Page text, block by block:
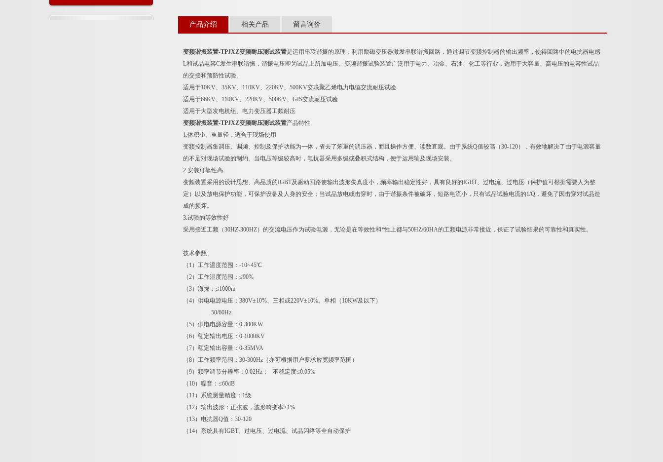
绍
产品介绍 相关产品 留言询价
变频谐振装置-TPJXZ变频耐压测试装置是运用串联谐振的原理，利用励磁变压器激发串联谐振回路，通过调节变频控制器的输出频率，使得回路中的电抗器电感
L和试品电容C发生串联谐振，谐振电压即为试品上所加电压。变频谐振试验装置广泛用于电力、冶金、石油、化工等行业，适用于大容量、高电压的电容性试品
的交接和预防性试验。
适用于10KV、35KV、110KV、220KV、500KV交联聚乙烯电力电缆交流耐压试验
适用于66KV、110KV、220KV、500KV、GIS交流耐压试验
适用于大型发电机组、电力变压器工频耐压
变频谐振装置-TPJXZ变频耐压测试装置产品特性
1.体积小、重量轻，适合于现场使用
变频控制器集调压、调频、控制及保护功能为一体，省去了笨重的调压器，而且操作方便、读数直观。由于系统Q值较高（30-120），有效地解决了由于电源容量
的不足对现场试验的制约。当电压等级较高时，电抗器采用多级或叠积式结构，便于运用输及现场安装。
2.安装可靠性高
变频装置采用的设计思想、高品质的IGBT及驱动回路使输出波形失真度小，频率输出稳定性好，具有良好的IGBT、过电流、过电压（保护值可根据需要人为整
定）以及放电保护功能，可保护设备及人身的安全；当试品放电或击穿时，由于谐振条件被破坏，短路电流小，只有试品试验电流的1/Q，避免了因击穿对试品造
成的损坏。
3.试验的等效性好
采用接近工频（30HZ-300HZ）的交流电压作为试验电源，无论是在等效性和*性上都与50HZ/60HA的工频电源非常接近，保证了试验结果的可靠性和真实性。
技术参数
（1）工作温度范围：-10~45℃
（2）工作湿度范围：≤90%
（3）海拔：≤1000m
（4）供电电源电压：380V±10%、三相或220V±10%、单相（10KW及以下）
50/60Hz
（5）供电电源容量：0-300KW
（6）额定输出电压：0-1000KV
（7）额定输出容量：0-35MVA
（8）工作频率范围：30-300Hz（亦可根据用户要求放宽频率范围）
（9）频率调节分辨率：0.02Hz； 不稳定度≤0.05%
（10）噪音：≤60dB
（11）系统测量精度：1级
（12）输出波形：正弦波，波形畸变率≤1%
（13）电抗器Q值：30-120
（14）系统具有IGBT、过电压、过电流、试品闪络等全自动保护